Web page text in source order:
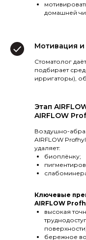
домашней
Мотивация и
Стоматолог
подбирает
ирригаторы),
Этап
AIRFLOW
Воздушно-
AIRFLOW
удаляет:
биоплёнку;
Ключевые
AIRFLOW
высокая
бережное